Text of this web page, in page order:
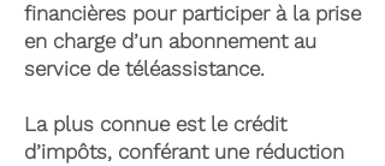
financières pour participer à la prise
en charge d’un abonnement au
service de téléassistance.
La plus connue est le crédit
d’impôts, conférant une réduction